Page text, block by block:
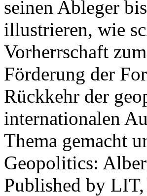
seinen Ableger
illustrieren, wie
Vorherrschaft
Förderung der
Rückkehr der
internationalen
Thema gemacht
Geopolitics:
Published by